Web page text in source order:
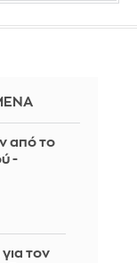
από το
-
τον